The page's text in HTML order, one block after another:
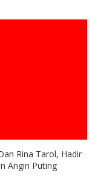
Rina Tarol, Hadir
Angin Puting